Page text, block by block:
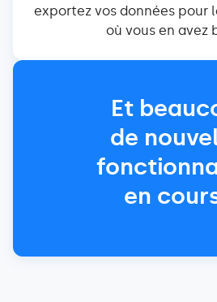
exportez vos données pour
où vous en avez
Et
de
en